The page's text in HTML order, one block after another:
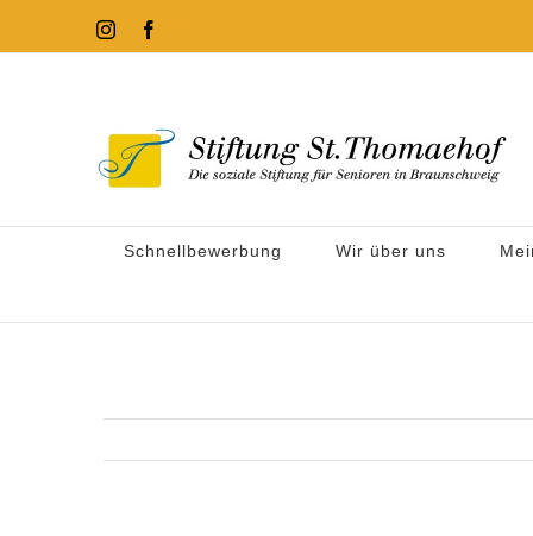
Inhalt
Instagram
Schnellbewerbung Wir über uns